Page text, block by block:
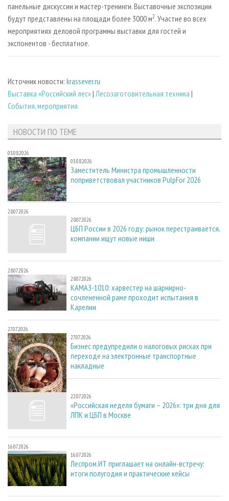
панельные дискуссии и мастер-тренинги. Выставочные экспозиции
будут представлены на площади более 3000 м2. Участие во всех
мероприятиях деловой программы выставки для гостей и
экспонентов - бесплатное.
Источник новости: krassever.ru
Выставка «Российский лес»|Лесозаготовительная техника |
События, мероприятия
НОВОСТИ ПО ТЕМЕ
03.08.2026
03.08.2026
Заместитель Министра промышленности
поприветствовал участников PulpFor 2026
28.07.2026
28.07.2026
ЦБП России в 2026 году: рынок перестраивается,
компании ищут новые ниши
28.07.2026
28.07.2026
КАМАЗ-1010: харвестер на шарнирно-
сочлененной раме проходит испытания в
Карелии
27.07.2026
27.07.2026
Бизнес предупредили о налоговых рисках при
переходе на электронные транспортные
накладные
22.07.2026
22.07.2026
«Российская неделя бумаги – 2026»: три дня для
ЛПК и ЦБП в Москве
16.07.2026
16.07.2026
Леспром.ИТ приглашает на онлайн-встречу:
итоги полугодия и практические кейсы